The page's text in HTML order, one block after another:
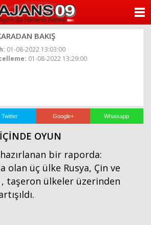
BAKIŞ
01-08-2022 13:03:00
01-08-2022 13:29:00
Twitter Google+ Whatsapp
OYUN
bir raporda:
olan üç ülke Rusya, Çin ve
, taşeron ülkeler üzerinden
YAZARLAR